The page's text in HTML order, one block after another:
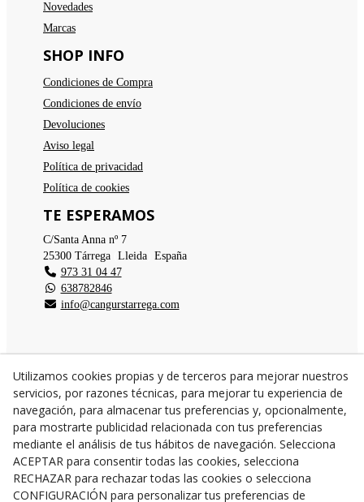
Novedades
Marcas
SHOP INFO
Condiciones de Compra
Condiciones de envío
Devoluciones
Aviso legal
Política de privacidad
Política de cookies
TE ESPERAMOS
C/Santa Anna nº 7
25300 Tárrega Lleida España
973 31 04 47
638782846
info@cangurstarrega.com
© 08/2026 Cangurs - Todos los derechos reservados.
Utilizamos cookies propias y de terceros para mejorar nuestros
servicios, por razones técnicas, para mejorar tu experiencia de
navegación, para almacenar tus preferencias y, opcionalmente,
para mostrarte publicidad relacionada con tus preferencias
mediante el análisis de tus hábitos de navegación. Selecciona
ACEPTAR para consentir todas las cookies, selecciona
RECHAZAR para rechazar todas las cookies o selecciona
CONFIGURACIÓN para personalizar tus preferencias de